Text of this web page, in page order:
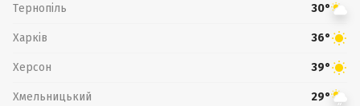
Тернопіль 30°
Харків 36°
Херсон 39°
Хмельницький 29°